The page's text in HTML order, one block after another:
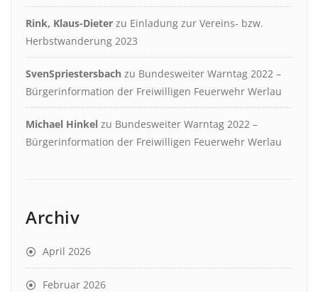
Rink, Klaus-Dieter zu Einladung zur Vereins- bzw.
Herbstwanderung 2023
SvenSpriestersbach zu Bundesweiter Warntag 2022 –
Bürgerinformation der Freiwilligen Feuerwehr Werlau
Michael Hinkel zu Bundesweiter Warntag 2022 –
Bürgerinformation der Freiwilligen Feuerwehr Werlau
Archiv
April 2026
Februar 2026